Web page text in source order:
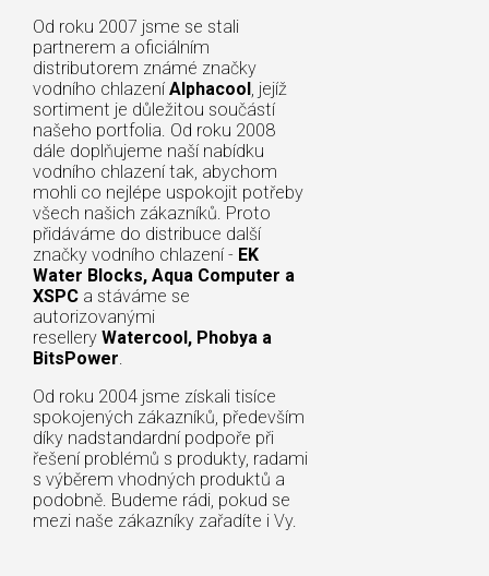
Od roku 2007 jsme se stali
partnerem a oficiálním
distributorem známé značky
vodního chlazení Alphacool, jejíž
sortiment je důležitou součástí
našeho portfolia. Od roku 2008
dále doplňujeme naší nabídku
vodního chlazení tak, abychom
mohli co nejlépe uspokojit potřeby
všech našich zákazníků. Proto
přidáváme do distribuce další
značky vodního chlazení - EK
Water Blocks, Aqua Computer a
XSPC a stáváme se
autorizovanými
resellery Watercool, Phobya a
BitsPower.
Od roku 2004 jsme získali tisíce
spokojených zákazníků, především
díky nadstandardní podpoře při
řešení problémů s produkty, radami
s výběrem vhodných produktů a
podobně. Budeme rádi, pokud se
mezi naše zákazníky zařadíte i Vy.